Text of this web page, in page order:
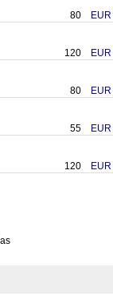
80 EUR
120 EUR
80 EUR
55 EUR
120 EUR